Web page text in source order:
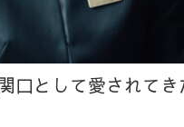
口として愛されて